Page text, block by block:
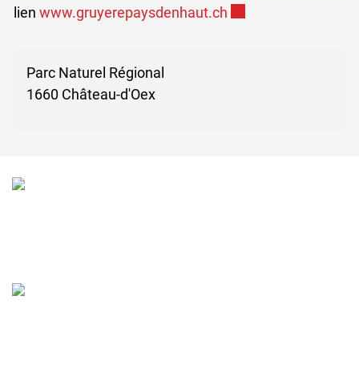
lien www.gruyerepaysdenhaut.ch
Parc Naturel Régional
1660 Château-d'Oex
Verschiedene Informationen